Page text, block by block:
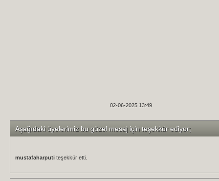
02-06-2025 13:49
Aşağıdaki üyelerimiz bu güzel mesaj için teşekkür ediyor;
mustafaharputi teşekkür etti.